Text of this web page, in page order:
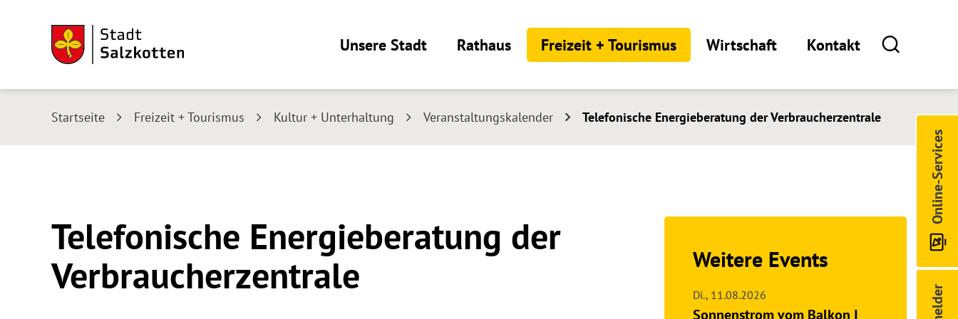
Unsere Stadt Rathaus Freizeit + Tourismus Wirtschaft Kontakt
Online-Services
Startseite Freizeit + Tourismus Kultur + Unterhaltung Veranstaltungskalender Telefonische Energieberatung der Verbraucherzentrale
Telefonische Energieberatung der
Verbraucherzentrale
Weitere Events
Di., 11.08.2026
Sonnenstrom vom Balkon I